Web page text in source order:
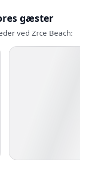
gæster
ved Zrce Beach: